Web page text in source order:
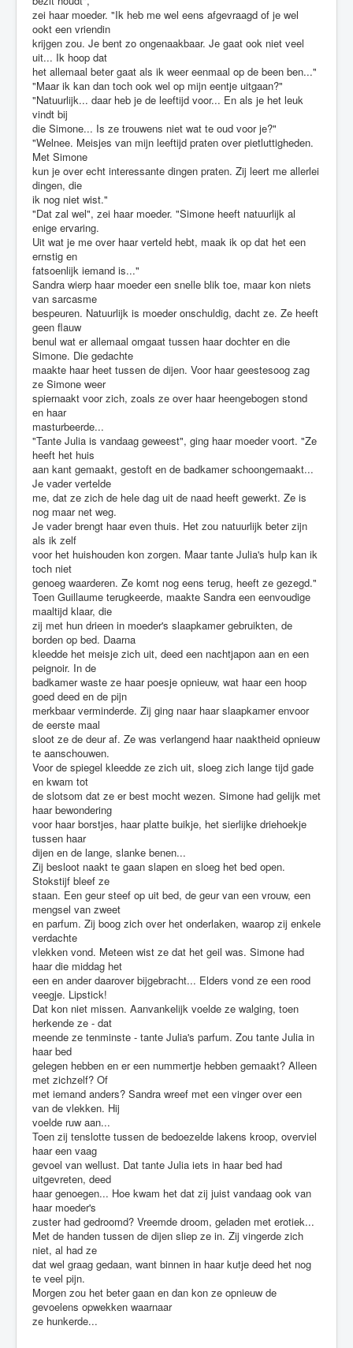
zei haar moeder. "Ik heb me wel eens afgevraagd of je wel
ookt een vriendin
krijgen zou. Je bent zo ongenaakbaar. Je gaat ook niet veel
uit... Ik hoop dat
het allemaal beter gaat als ik weer eenmaal op de been ben..."
"Maar ik kan dan toch ook wel op mijn eentje uitgaan?"
"Natuurlijk... daar heb je de leeftijd voor... En als je het leuk
vindt bij
die Simone... Is ze trouwens niet wat te oud voor je?"
"Welnee. Meisjes van mijn leeftijd praten over pietluttigheden.
Met Simone
kun je over echt interessante dingen praten. Zij leert me allerlei
dingen, die
ik nog niet wist."
"Dat zal wel", zei haar moeder. "Simone heeft natuurlijk al
enige ervaring.
Uit wat je me over haar verteld hebt, maak ik op dat het een
ernstig en
fatsoenlijk iemand is..."
Sandra wierp haar moeder een snelle blik toe, maar kon niets
van sarcasme
bespeuren. Natuurlijk is moeder onschuldig, dacht ze. Ze heeft
geen flauw
benul wat er allemaal omgaat tussen haar dochter en die
Simone. Die gedachte
maakte haar heet tussen de dijen. Voor haar geestesoog zag
ze Simone weer
spiernaakt voor zich, zoals ze over haar heengebogen stond
en haar
masturbeerde...
"Tante Julia is vandaag geweest", ging haar moeder voort. "Ze
heeft het huis
aan kant gemaakt, gestoft en de badkamer schoongemaakt...
Je vader vertelde
me, dat ze zich de hele dag uit de naad heeft gewerkt. Ze is
nog maar net weg.
Je vader brengt haar even thuis. Het zou natuurlijk beter zijn
als ik zelf
voor het huishouden kon zorgen. Maar tante Julia's hulp kan ik
toch niet
genoeg waarderen. Ze komt nog eens terug, heeft ze gezegd."
Toen Guillaume terugkeerde, maakte Sandra een eenvoudige
maaltijd klaar, die
zij met hun drieen in moeder's slaapkamer gebruikten, de
borden op bed. Daarna
kleedde het meisje zich uit, deed een nachtjapon aan en een
peignoir. In de
badkamer waste ze haar poesje opnieuw, wat haar een hoop
goed deed en de pijn
merkbaar verminderde. Zij ging naar haar slaapkamer envoor
de eerste maal
sloot ze de deur af. Ze was verlangend haar naaktheid opnieuw
te aanschouwen.
Voor de spiegel kleedde ze zich uit, sloeg zich lange tijd gade
en kwam tot
de slotsom dat ze er best mocht wezen. Simone had gelijk met
haar bewondering
voor haar borstjes, haar platte buikje, het sierlijke driehoekje
tussen haar
dijen en de lange, slanke benen...
Zij besloot naakt te gaan slapen en sloeg het bed open.
Stokstijf bleef ze
staan. Een geur steef op uit bed, de geur van een vrouw, een
mengsel van zweet
en parfum. Zij boog zich over het onderlaken, waarop zij enkele
verdachte
vlekken vond. Meteen wist ze dat het geil was. Simone had
haar die middag het
een en ander daarover bijgebracht... Elders vond ze een rood
veegje. Lipstick!
Dat kon niet missen. Aanvankelijk voelde ze walging, toen
herkende ze - dat
meende ze tenminste - tante Julia's parfum. Zou tante Julia in
haar bed
gelegen hebben en er een nummertje hebben gemaakt? Alleen
met zichzelf? Of
met iemand anders? Sandra wreef met een vinger over een
van de vlekken. Hij
voelde ruw aan...
Toen zij tenslotte tussen de bedoezelde lakens kroop, overviel
haar een vaag
gevoel van wellust. Dat tante Julia iets in haar bed had
uitgevreten, deed
haar genoegen... Hoe kwam het dat zij juist vandaag ook van
haar moeder's
zuster had gedroomd? Vreemde droom, geladen met erotiek...
Met de handen tussen de dijen sliep ze in. Zij vingerde zich
niet, al had ze
dat wel graag gedaan, want binnen in haar kutje deed het nog
te veel pijn.
Morgen zou het beter gaan en dan kon ze opnieuw de
gevoelens opwekken waarnaar
ze hunkerde...